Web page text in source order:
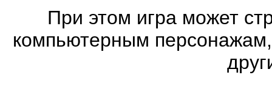
При этом игра может
компьютерным